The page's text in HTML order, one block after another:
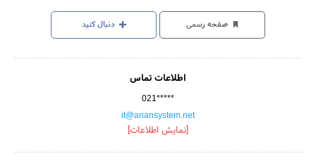
صفحه رسمی دنبال کنید
اطلاعات تماس
021*****
it@ariansystem.net
[نمایش اطلاعات]